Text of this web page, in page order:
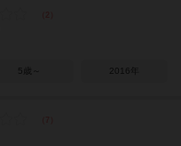
5歳～ 2016年